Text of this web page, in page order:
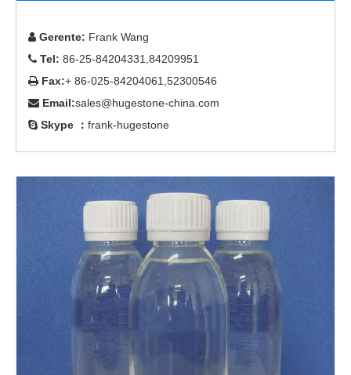
 Gerente: Frank Wang
 Tel: 86-25-84204331,84209951
 Fax:+ 86-025-84204061,52300546
 Email:sales@hugestone-china.com
 Skype ： frank-hugestone